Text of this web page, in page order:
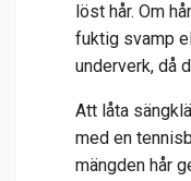
löst hår. Om
fuktig svamp
underverk, då
Att låta
med en
mängden hår